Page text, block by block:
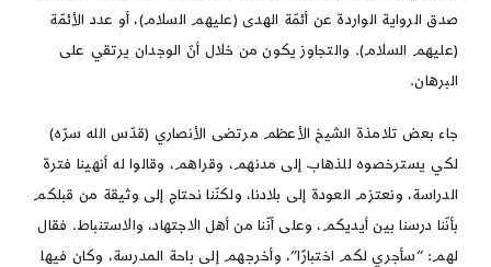
صدق الرواية الواردة عن أئمّة الهدى (عليهم السلام)، أو عدد الأئمّة
(عليهم السلام). والتجاوز يكون من خلال أنّ الوجدان يرتقي على
البرهان.
جاء بعض تلامذة الشيخ الأعظم مرتضى الأنصاري (قدّس الله سرّه)
لكي يسترخصوه للذهاب إلى مدنهم، وقراهم، وقالوا له أنهينا فترة
الدراسة، ونعتزم العودة إلى بلادنا، ولكنّنا نحتاج إلى وثيقة من قبلكم
بأنّنا درسنا بين أيديكم، وعلى أنّنا من أهل الاجتهاد، والاستنباط. فقال
لهم: “سأجري لكم اختبارًا”، وأخرجهم إلى باحة المدرسة، وكان فيها